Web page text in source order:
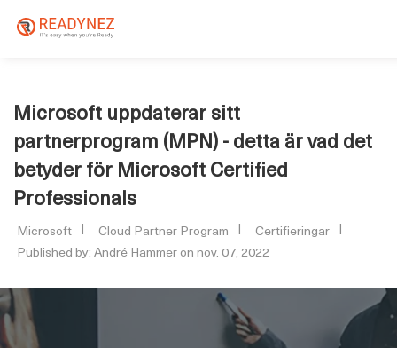
Microsoft uppdaterar sitt
partnerprogram (MPN) - detta är vad det
betyder för Microsoft Certified
Professionals
Microsoft Cloud Partner Program
Certifieringar
Published by: André Hammer on nov. 07, 2022